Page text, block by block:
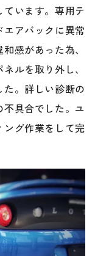
相談
います。専用テ
アバックに異常
感があった為、
ルを取り外し、
。詳しい診断の
具合でした。ユ
グ作業をして完